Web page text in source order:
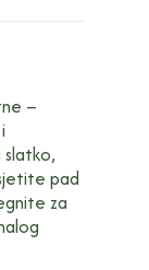
–
pad
za